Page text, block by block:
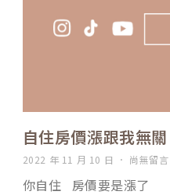
自住房價漲跟我無
2022 年 11 月 10 日 尚無留言
你自住 房價要是漲了